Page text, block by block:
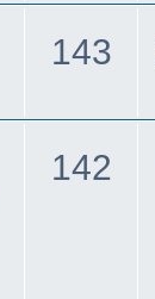
143主
題
142